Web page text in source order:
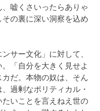
嘘くさいったらありゃ
の裏に深い洞察を込め
サー文化」に対して、
「自分を大きく見せよ
だ。本物の奴は、そん
過剰なポリティカル・
いことを言えねえ世の